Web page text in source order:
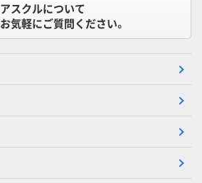
アスクルについて
お気軽にご質問ください。